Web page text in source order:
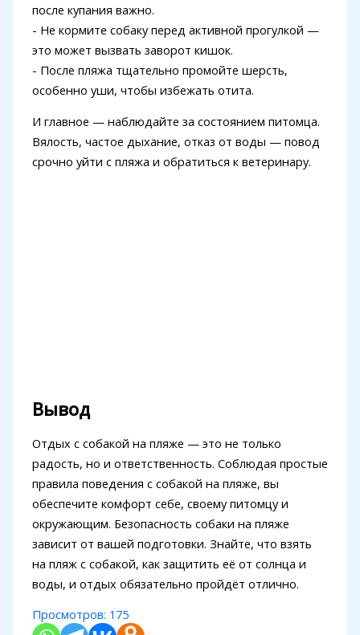
после купания важно.
- Не кормите собаку перед активной прогулкой —
это может вызвать заворот кишок.
- После пляжа тщательно промойте шерсть,
особенно уши, чтобы избежать отита.
И главное — наблюдайте за состоянием питомца.
Вялость, частое дыхание, отказ от воды — повод
срочно уйти с пляжа и обратиться к ветеринару.
Вывод
Отдых с собакой на пляже — это не только
радость, но и ответственность. Соблюдая простые
правила поведения с собакой на пляже, вы
обеспечите комфорт себе, своему питомцу и
окружающим. Безопасность собаки на пляже
зависит от вашей подготовки. Знайте, что взять
на пляж с собакой, как защитить её от солнца и
воды, и отдых обязательно пройдёт отлично.
Просмотров: 175